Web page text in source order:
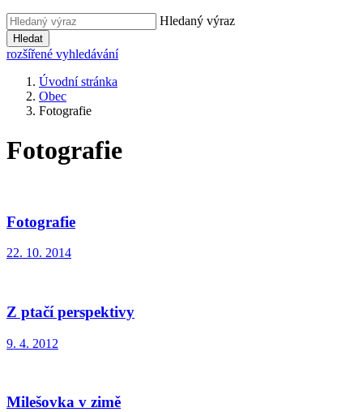
Hledaný výraz
Hledat
rozšířené vyhledávání
Úvodní stránka
Obec
Fotografie
Fotografie
Fotografie
22. 10. 2014
Z ptačí perspektivy
9. 4. 2012
Milešovka v zimě